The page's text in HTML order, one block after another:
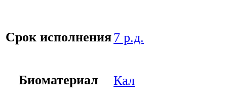
Срок исполнения7 р.д.
Биоматериал Кал